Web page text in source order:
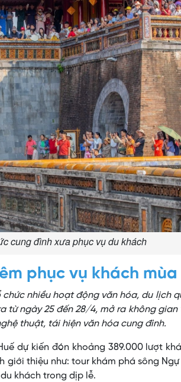
cung đình xưa phục vụ du khách
phục vụ khách
nhiều hoạt động văn hóa, du lịch
từ ngày 25 đến 28/4, mở ra không
thuật, tái hiện văn hóa cung đình.
dự kiến đón khoảng 389.000 lượt
thiệu như: tour khám phá sông
khách trong dịp lễ.